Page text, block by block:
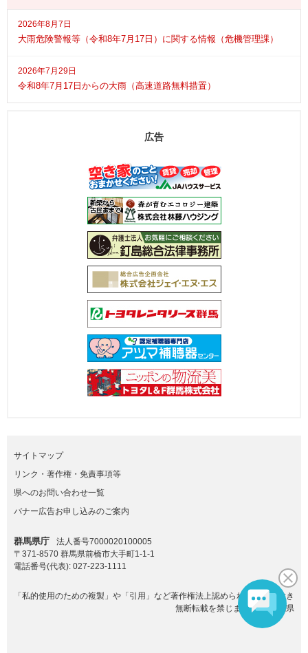
2026年8月7日
大雨危険警報等（令和8年7月17日）に関する情報（危機管理課）
2026年7月29日
令和8年7月17日からの大雨（高速道路無料措置）
広告
サイトマップ
リンク・著作権・免責事項等
県へのお問い合わせ一覧
バナー広告お申し込みのご案内
群馬県庁
法人番号7000020100005
〒371-8570 群馬県前橋市大手町1-1-1
電話番号(代表): 027-223-1111
「私的使用のための複製」や「引用」など著作権法上認められた場合を除き
無断転載を禁じます。(C)群馬県